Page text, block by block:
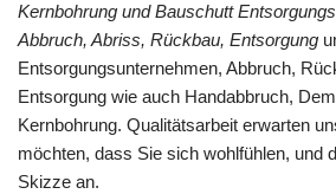
Kernbohrung und Bauschutt
Abbruch, Abriss, Rückbau, Entsorgung
Entsorgungsunternehmen, Abbruch,
Entsorgung wie auch Handabbruch,
Kernbohrung. Qualitätsarbeit erwarten
möchten, dass Sie sich wohlfühlen, und
Skizze an.